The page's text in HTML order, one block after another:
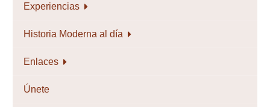
Experiencias
Historia Moderna al día
Enlaces
Únete